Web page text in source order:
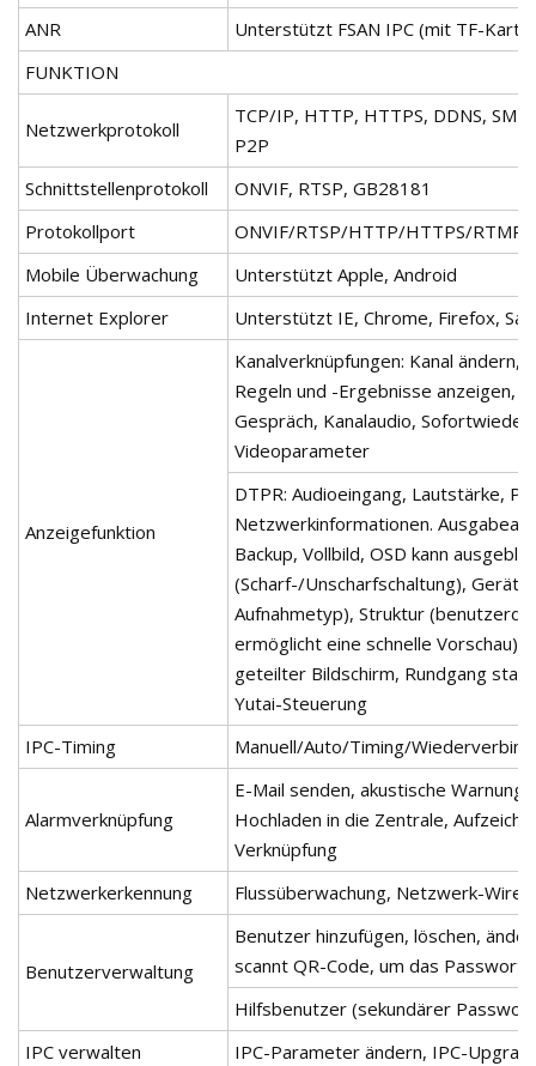
ANR
Unterstützt FSAN IPC (mit TF-
FUNKTION
Netzwerkprotokoll
TCP/IP, HTTP, HTTPS, DDNS,
P2P
Schnittstellenprotokoll
ONVIF, RTSP, GB28181
Protokollport
ONVIF/RTSP/HTTP/HTTPS/
Mobile Überwachung
Unterstützt Apple, Android
Internet Explorer
Unterstützt IE, Chrome, Firefox,
Anzeigefunktion
Kanalverknüpfungen: Kanal
Regeln und -Ergebnisse anzeigen,
Gespräch, Kanalaudio,
Videoparameter
DTPR: Audioeingang, Lautstärke,
Netzwerkinformationen.
Backup, Vollbild, OSD kann
(Scharf-/Unscharfschaltung),
Aufnahmetyp), Struktur
ermöglicht eine schnelle
geteilter Bildschirm, Rundgang
Yutai-Steuerung
IPC-Timing
Manuell/Auto/Timing/
Alarmverknüpfung
E-Mail senden, akustische
Hochladen in die Zentrale,
Verknüpfung
Netzwerkerkennung
Flussüberwachung, Netzwerk-
Benutzerverwaltung
Benutzer hinzufügen, löschen,
scannt QR-Code, um das Passwort
Hilfsbenutzer (sekundärer
IPC verwalten
IPC-Parameter ändern, IPC-